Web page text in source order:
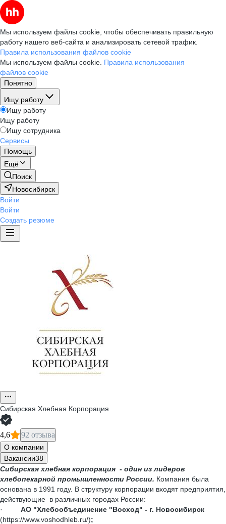
Мы используем файлы cookie, чтобы обеспечивать правильную
работу нашего веб-сайта и анализировать сетевой трафик.
Правила использования файлов cookie
Мы используем файлы cookie. Правила использования
файлов cookie
Понятно
Ищу работу
Ищу работу
Ищу работу
Ищу сотрудника
Сервисы
Помощь
Ещё
Поиск
Новосибирск
Войти
Войти
Создать резюме
Сибирская Хлебная Корпорация
4,6 92 отзыва
О компании
Вакансии38
Сибирская хлебная корпорация - один из лидеров
хлебопекарной промышленности России. Компания была
основана в 1991 году. В структуру корпорации входят предприятия,
действующие в различных городах России:
· АО "Хлебообъединение "Восход" - г. Новосибирск
(https://www.voshodhleb.ru/);